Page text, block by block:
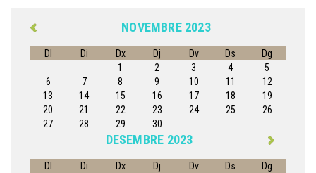
NOVEMBRE 2023
Dl Di Dx Dj Dv Ds
Dg
1
2 3 4
5
6
7 8 9 10 11
12
13
14 15 16 17 18
19
20
21 22 23 24 25
26
27
28 29 30
DESEMBRE 2023
Dl Di Dx Dj Dv Ds
Dg